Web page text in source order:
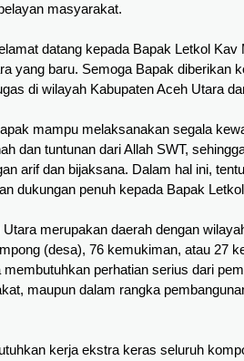
masyarakat.
datang kepada Bapak Letkol
yang baru. Semoga Bapak diberikan
di wilayah Kabupaten Aceh Utara
mampu melaksanakan segala
dan tuntunan dari Allah SWT,
arif dan bijaksana. Dalam hal ini,
dukungan penuh kepada Bapak
merupakan daerah dengan
(desa), 76 kemukiman, atau 27
membutuhkan perhatian serius dari
maupun dalam rangka
kerja ekstra keras seluruh